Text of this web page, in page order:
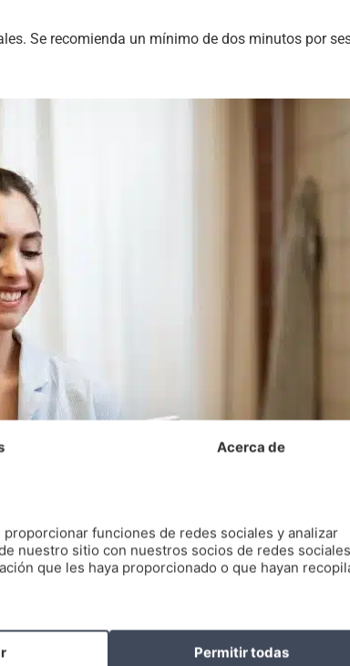
Se recomienda un mínimo de dos minutos por
Acerca de
funciones de redes sociales y analizar
nuestro sitio con nuestros socios de redes
que les haya proporcionado o que hayan
Permitir todas